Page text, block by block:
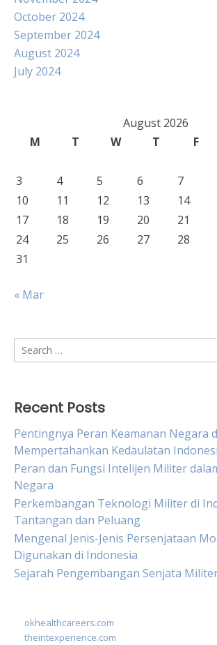
October 2024
September 2024
August 2024
July 2024
August 2026
M
T W T F
3
4 5 6 7
10
11 12 13 14
17
18 19 20 21
24
25 26 27 28
31
« Mar
Search
for:
Recent Posts
Pentingnya Peran Keamanan Negara
Mempertahankan Kedaulatan
Peran dan Fungsi Intelijen Militer
Negara
Perkembangan Teknologi Militer di
Tantangan dan Peluang
Mengenal Jenis-Jenis Persenjataan
Digunakan di Indonesia
Sejarah Pengembangan Senjata
okhealthcareers.com
theintexperience.com